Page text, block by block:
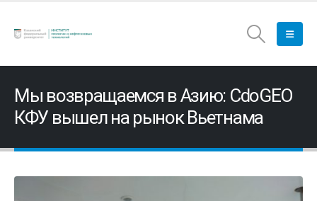
Мы возвращаемся в Азию: CdoGEO
КФУ вышел на рынок Вьетнама